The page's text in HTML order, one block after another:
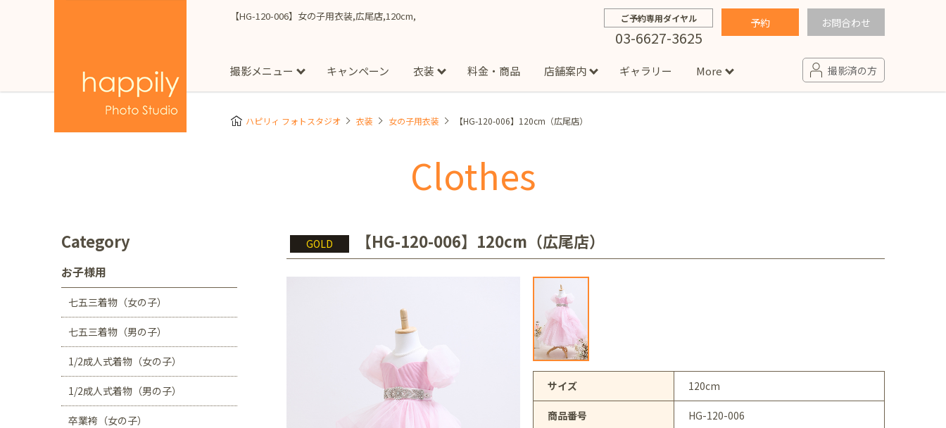
【HG-120-006】女の子用衣装,広尾店,120cm, ご予約専用ダイヤル
03-6627-3625
予約 お問合わせ
撮影メニュー
スタジオ撮影
成人式フォト マタニティフォト
お宮参り 入園・入学／卒園・卒業 ファミリーフォト 誕生日
キャンペーン 衣装
Clothes
七五三着物(男の子) 1/2成人式着物(女の子)
フォーマル衣装(男の子) 祝い着
マタニティ用ドレス
料金・商品 店舗案内
Store
吉祥寺店 イオンモール多摩平の森店
八千代緑が丘店
つくば学園の森店
静岡県
ギャラリー More
More
撮影済の方
ハピリィ フォトスタジオ 衣装 女の子用衣装 【HG-120-006】120cm（広尾店）
Clothes
GOLD 【HG-120-006】120cm（広尾店）
サイズ 120cm
商品番号 HG-120-006
Category
お子様用
七五三着物（女の子）
七五三着物（男の子）
1/2成人式着物（女の子）
1/2成人式着物（男の子）
卒業袴（女の子）